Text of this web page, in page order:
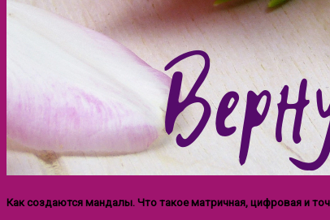
Как создаются мандалы. Что такое матричная, цифровая и